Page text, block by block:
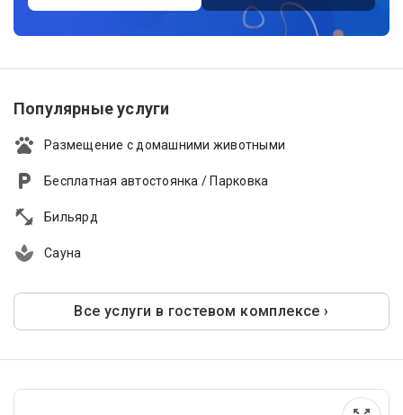
Популярные услуги
Размещение с домашними животными
Бесплатная автостоянка / Парковка
Бильярд
Сауна
Все услуги в гостевом комплексе ›